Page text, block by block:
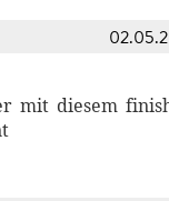
mit diesem